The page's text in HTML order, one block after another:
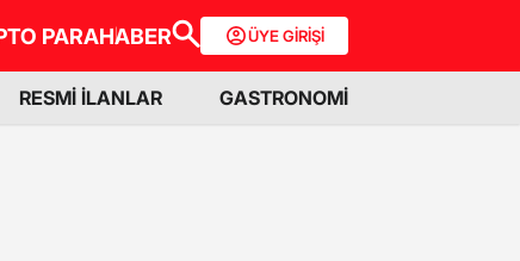
PARAHABER ÜYE GİRİŞİ
RESMİ İLANLAR GASTRONOMİ